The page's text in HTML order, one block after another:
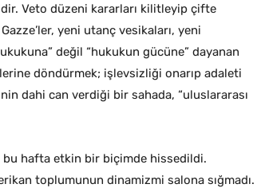
Veto düzeni kararları kilitleyip çifte
yeni utanç vesikaları, yeni
değil “hukukun gücüne” dayanan
döndürmek; işlevsizliği onarıp adaleti
dahi can verdiği bir sahada, “uluslararası
bu hafta etkin bir biçimde hissedildi.
toplumunun dinamizmi salona sığmadı.